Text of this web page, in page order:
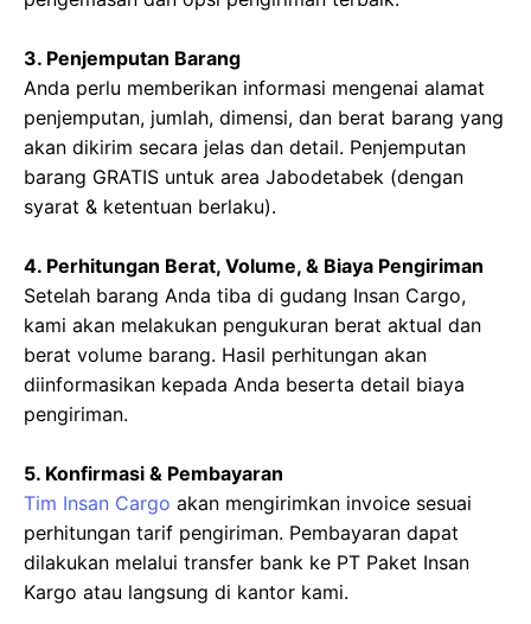
3. Penjemputan Barang
Anda perlu memberikan informasi mengenai alamat
penjemputan, jumlah, dimensi, dan berat barang yang
akan dikirim secara jelas dan detail. Penjemputan
barang GRATIS untuk area Jabodetabek (dengan
syarat & ketentuan berlaku).
4. Perhitungan Berat, Volume, & Biaya Pengiriman
Setelah barang Anda tiba di gudang Insan Cargo,
kami akan melakukan pengukuran berat aktual dan
berat volume barang. Hasil perhitungan akan
diinformasikan kepada Anda beserta detail biaya
pengiriman.
5. Konfirmasi & Pembayaran
Tim Insan Cargo akan mengirimkan invoice sesuai
perhitungan tarif pengiriman. Pembayaran dapat
dilakukan melalui transfer bank ke PT Paket Insan
Kargo atau langsung di kantor kami.